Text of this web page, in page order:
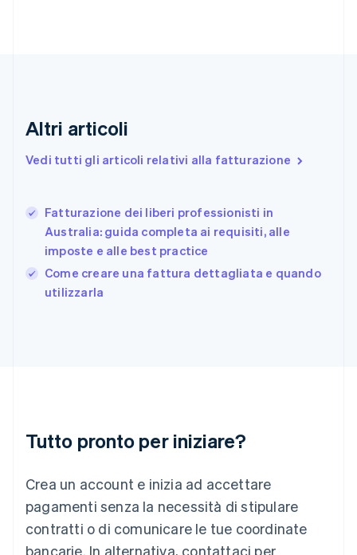
Altri articoli
Vedi tutti gli articoli relativi alla fatturazione
Fatturazione dei liberi professionisti in
Australia: guida completa ai requisiti, alle
imposte e alle best practice
Come creare una fattura dettagliata e quando
utilizzarla
Tutto pronto per iniziare?
Crea un account e inizia ad accettare
pagamenti senza la necessità di stipulare
contratti o di comunicare le tue coordinate
bancarie. In alternativa, contattaci per
FrançaisEnglish
Germania
DeutschEnglish
Giappone
English
Grecia
English
India
Irlanda
English
FrançaisDeutschEnglish
English简体中文
Malta
English